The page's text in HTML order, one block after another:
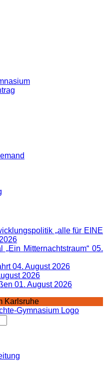
„alle für EINE
Mitternachtstraum“ 05.
04. August 2026
2026
01. August 2026
Karlsruhe